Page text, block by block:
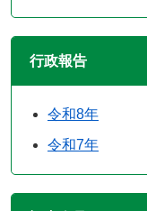
行政報告
令和8年
令和7年